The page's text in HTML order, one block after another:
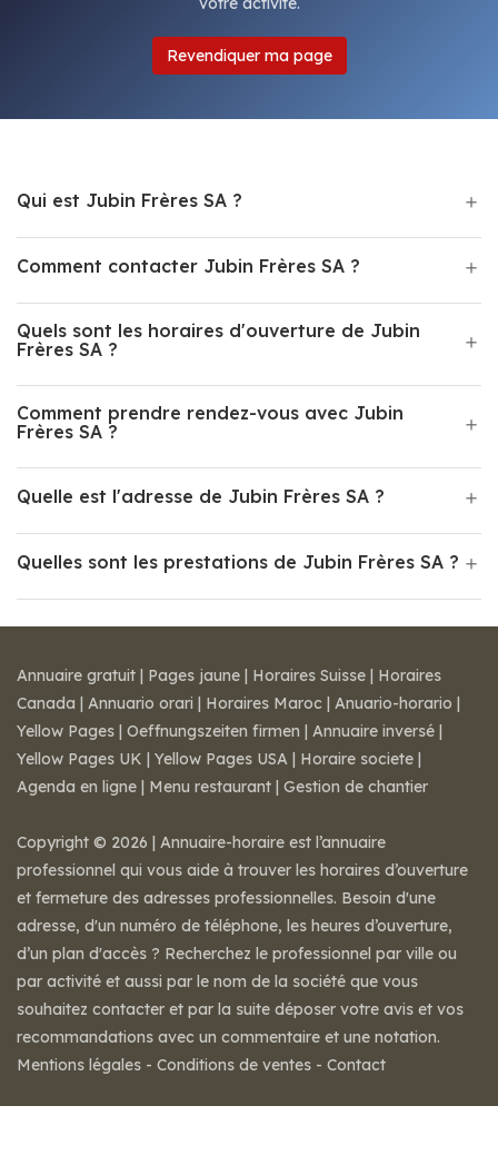
Revendiquer ma page
Qui est Jubin Frères SA ?
Comment contacter Jubin Frères SA ?
Quels sont les horaires d'ouverture de Jubin
Frères SA ?
Comment prendre rendez-vous avec Jubin
Frères SA ?
Quelle est l'adresse de Jubin Frères SA ?
Quelles sont les prestations de Jubin Frères SA ?
Annuaire gratuit | Pages jaune | Horaires Suisse | Horaires
Canada | Annuario orari | Horaires Maroc | Anuario-horario |
Yellow Pages | Oeffnungszeiten firmen | Annuaire inversé |
Yellow Pages UK | Yellow Pages USA | Horaire societe |
Agenda en ligne | Menu restaurant | Gestion de chantier
Copyright © 2026 | Annuaire-horaire est l’annuaire
professionnel qui vous aide à trouver les horaires d’ouverture
et fermeture des adresses professionnelles. Besoin d'une
adresse, d'un numéro de téléphone, les heures d’ouverture,
d’un plan d'accès ? Recherchez le professionnel par ville ou
par activité et aussi par le nom de la société que vous
souhaitez contacter et par la suite déposer votre avis et vos
recommandations avec un commentaire et une notation.
Mentions légales - Conditions de ventes - Contact